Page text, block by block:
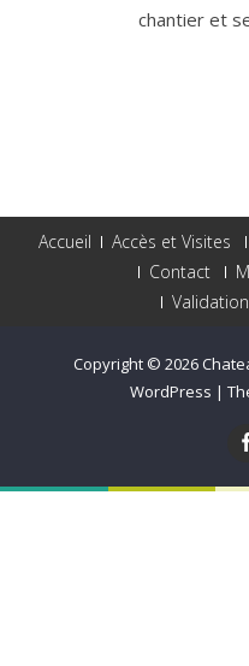
chantier et
Accueil Accès et Visites
Contact
Copyright © 2026
WordPress |